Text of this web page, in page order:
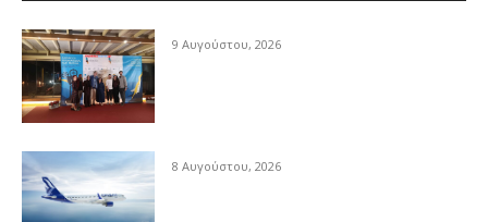
9 Αυγούστου, 2026
8 Αυγούστου, 2026